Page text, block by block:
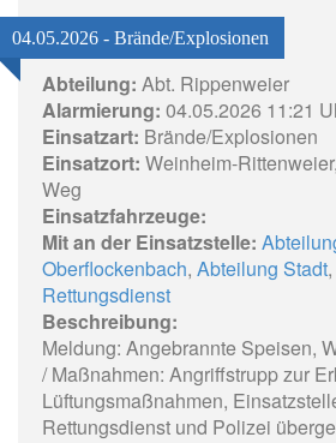
04.05.2026 - Brände/Explosionen
Abteilung: Abt. Rippenweier
Alarmierung: 04.05.2026 11:21
Einsatzart: Brände/Explosionen
Einsatzort: Weinheim-
Weg
Einsatzfahrzeuge:
Mit an der Einsatzstelle:
Oberflockenbach, Abteilung Stadt,
Rettungsdienst
Beschreibung:
Meldung: Angebrannte Speisen,
/ Maßnahmen: Angriffstrupp zur
Lüftungsmaßnahmen,
Rettungsdienst und Polizei